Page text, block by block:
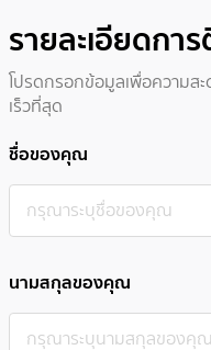
รายละเอียดกา
โปรดกรอกข้อมูลเพื่อความสะ
เร็วที่สุด
ชื่อของคุณ
นามสกุลของคุณ